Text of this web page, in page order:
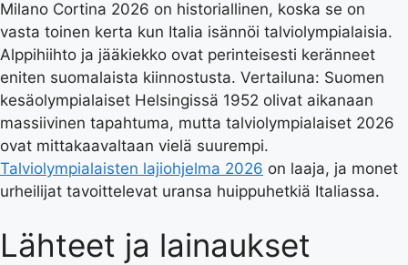
Milano Cortina 2026 on historiallinen, koska se on
vasta toinen kerta kun Italia isännöi talviolympialaisia.
Alppihiihto ja jääkiekko ovat perinteisesti keränneet
eniten suomalaista kiinnostusta. Vertailuna: Suomen
kesäolympialaiset Helsingissä 1952 olivat aikanaan
massiivinen tapahtuma, mutta talviolympialaiset 2026
ovat mittakaavaltaan vielä suurempi.
Talviolympialaisten lajiohjelma 2026 on laaja, ja monet
urheilijat tavoittelevat uransa huippuhetkiä Italiassa.
Lähteet ja lainaukset